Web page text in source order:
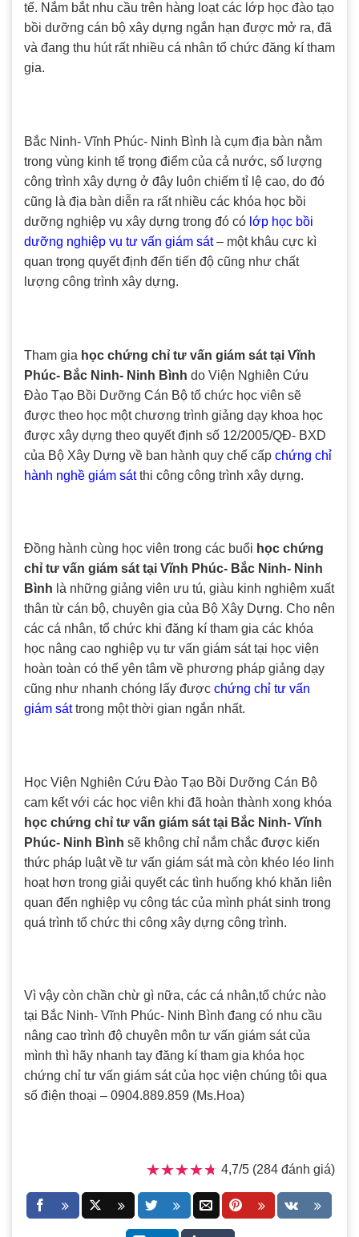
tế. Nắm bắt nhu cầu trên hàng loạt các lớp học đào tạo
bồi dưỡng cán bộ xây dựng ngắn hạn được mở ra, đã
và đang thu hút rất nhiều cá nhân tổ chức đăng kí tham
gia.
Bắc Ninh- Vĩnh Phúc- Ninh Bình là cụm địa bàn nằm
trong vùng kinh tế trọng điểm của cả nước, số lượng
công trình xây dựng ở đây luôn chiếm tỉ lệ cao, do đó
cũng là địa bàn diễn ra rất nhiều các khóa học bồi
dưỡng nghiệp vụ xây dựng trong đó có lớp học bồi
dưỡng nghiệp vụ tư vấn giám sát– một khâu cực kì
quan trọng quyết định đến tiến độ cũng như chất
lượng công trình xây dựng.
Tham gia học chứng chỉ tư vấn giám sát tại Vĩnh
Phúc- Bắc Ninh- Ninh Bình do Viện Nghiên Cứu
Đào Tạo Bồi Dưỡng Cán Bộ tổ chức học viên sẽ
được theo học một chương trình giảng dạy khoa học
được xây dựng theo quyết định số 12/2005/QĐ- BXD
của Bộ Xây Dựng về ban hành quy chế cấp chứng chỉ
hành nghề giám sátthi công công trình xây dựng.
Đồng hành cùng học viên trong các buổi học chứng
chỉ tư vấn giám sát tại Vĩnh Phúc- Bắc Ninh- Ninh
Bình là những giảng viên ưu tú, giàu kinh nghiệm xuất
thân từ cán bộ, chuyên gia của Bộ Xây Dựng. Cho nên
các cá nhân, tổ chức khi đăng kí tham gia các khóa
học nâng cao nghiệp vụ tư vấn giám sát tại học viện
hoàn toàn có thể yên tâm về phương pháp giảng dạy
cũng như nhanh chóng lấy được chứng chỉ tư vấn
giám sáttrong một thời gian ngắn nhất.
Học Viện Nghiên Cứu Đào Tạo Bồi Dưỡng Cán Bộ
cam kết với các học viên khi đã hoàn thành xong khóa
học chứng chỉ tư vấn giám sát tại Bắc Ninh- Vĩnh
Phúc- Ninh Bình sẽ không chỉ nắm chắc được kiến
thức pháp luật về tư vấn giám sát mà còn khéo léo linh
hoạt hơn trong giải quyết các tình huống khó khăn liên
quan đến nghiệp vụ công tác của mình phát sinh trong
quá trình tổ chức thi công xây dựng công trình.
Vì vậy còn chần chừ gì nữa, các cá nhân,tổ chức nào
tại Bắc Ninh- Vĩnh Phúc- Ninh Bình đang có nhu cầu
nâng cao trình độ chuyên môn tư vấn giám sát của
mình thì hãy nhanh tay đăng kí tham gia khóa học
chứng chỉ tư vấn giám sát của học viện chúng tôi qua
số điện thoại – 0904.889.859 (Ms.Hoa)
★★★★★
★★★★★ 4,7/5 (284 đánh giá)